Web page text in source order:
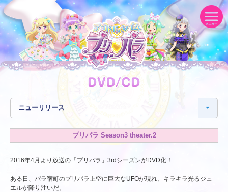
プリパラ Season3 theater.2
2016年4月より放送の「プリパラ」3rdシーズンがDVD化！
ある日、パラ宿町のプリパラ上空に巨大なUFOが現れ、キラキラ光るジュ
エルが降り注いだ。